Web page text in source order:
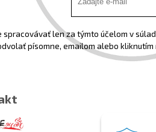
spracovávať len za týmto účelom v
písomne, emailom alebo